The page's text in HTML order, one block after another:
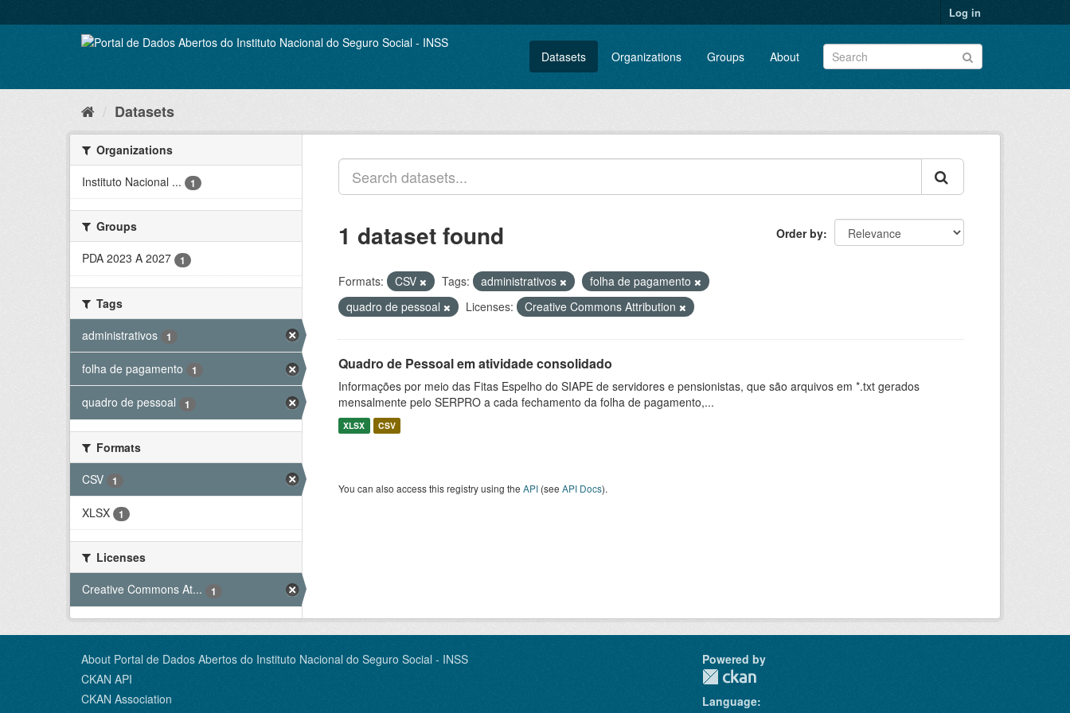
to
Log in
Datasets Organizations Groups About
Datasets
Organizations
Instituto Nacional ...
1
Groups
PDA 2023 A 2027
1
Tags
administrativos
1
folha de pagamento 1
quadro de pessoal 1
Formats
CSV
1
XLSX 1
Licenses
Creative Commons At...
1
Order by
1 dataset found
Formats: CSV Tags: administrativos
folha de pagamento
quadro de pessoal
Licenses: Creative Commons Attribution
Quadro de Pessoal em atividade consolidado
Informações por meio das Fitas Espelho do SIAPE de servidores e pensionistas, que são arquivos em *.txt gerados
mensalmente pelo SERPRO a cada fechamento da folha de pagamento,...
XLSX CSV
You can also access this registry using the API (see API Docs).
About Portal de Dados Abertos do Instituto Nacional do Seguro Social - INSS
CKAN API
CKAN Association
Powered by
Language